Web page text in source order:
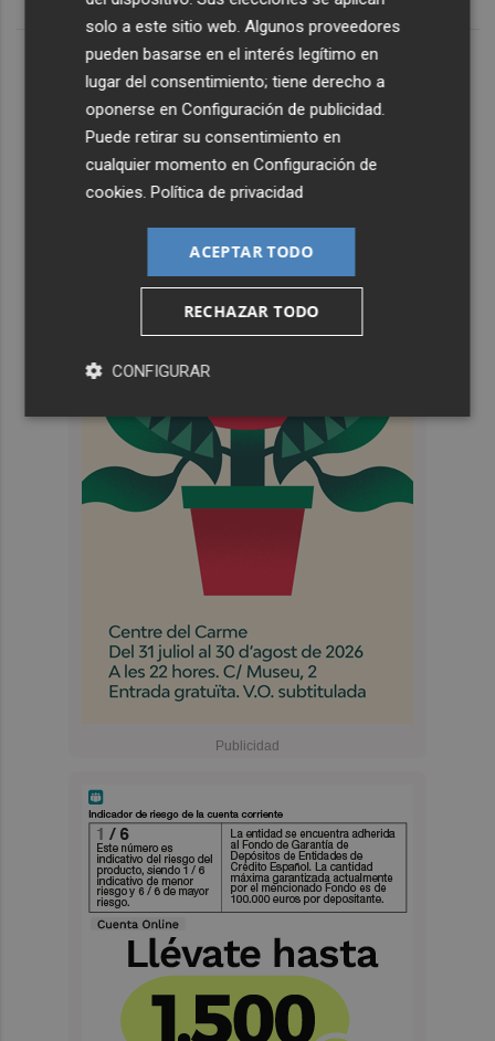
solo a este sitio web. Algunos proveedores
pueden basarse en el interés legítimo en
lugar del consentimiento; tiene derecho a
oponerse enConfiguración de publicidad
Puede retirar su consentimiento en
cualquier momento enConfiguración de
cookies .Política de privacidad
ACEPTAR TODO
RECHAZAR TODO
CONFIGURAR